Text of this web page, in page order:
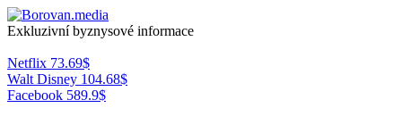
Exkluzivní byznysové informace
Netflix 73.69$
Walt Disney 104.68$
Facebook 589.9$